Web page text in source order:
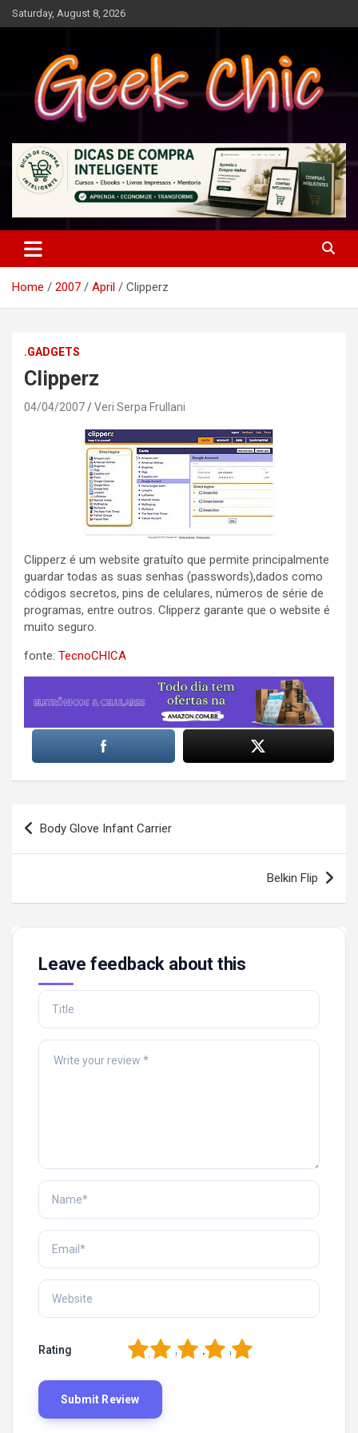
Skip
to
Saturday, August 8, 2026
Geek Chic
Home 2007 April Clipperz
.GADGETS
Clipperz
04/04/2007 Veri Serpa Frullani
Clipperz é um website gratuíto que permite principalmente
guardar todas as suas senhas (passwords),dados como
códigos secretos, pins de celulares, números de série de
programas, entre outros. Clipperz garante que o website é
muito seguro.
fonte: TecnoCHICA
Post
navigation
Body Glove Infant Carrier
Belkin Flip
Leave feedback about this
Rating 5
4
3
2